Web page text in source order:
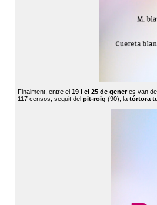
Finalment, entre el 19 i el 25 de generes van
117 censos, seguit del pit-roig (90), la tórtora